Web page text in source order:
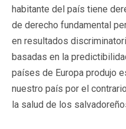
habitante del país tiene
de derecho fundamental
en resultados
basadas en la
países de Europa produjo
nuestro país por el
la salud de los